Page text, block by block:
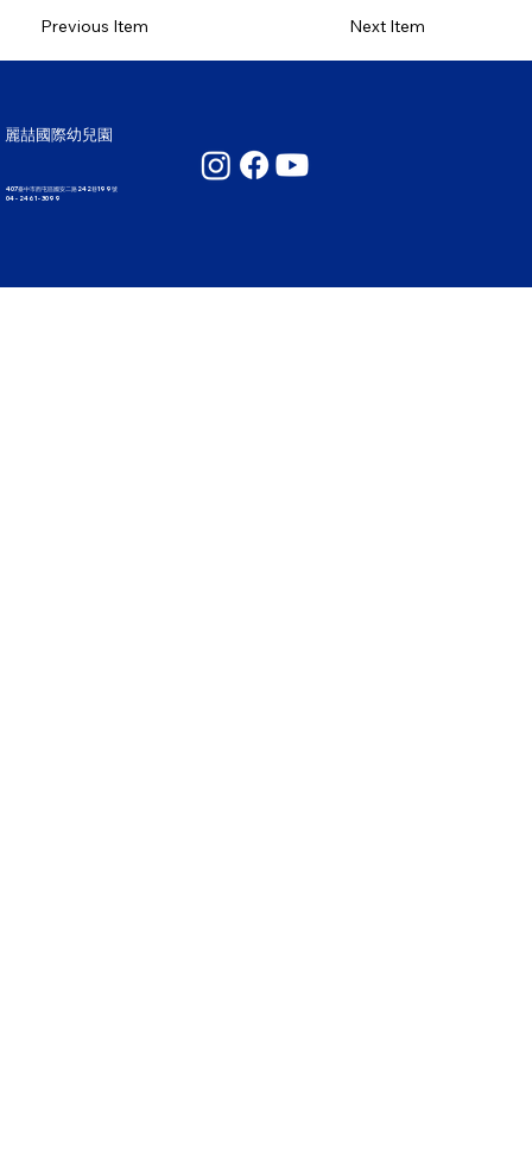
Previous Item Next Item
麗喆國際幼兒園
407臺中市西屯區國安二路242巷199號
04 - 2461 - 3099